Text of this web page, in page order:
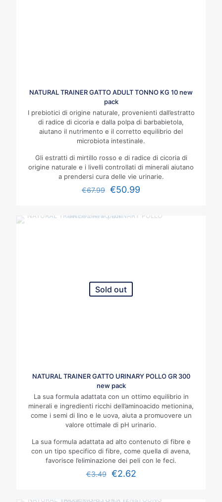
NATURAL TRAINER GATTO ADULT TONNO KG 10 new
pack
I prebiotici di origine naturale, provenienti dall’estratto
di radice di cicoria e dalla polpa di barbabietola,
aiutano il nutrimento e il corretto equilibrio del
microbiota intestinale.
Gli estratti di mirtillo rosso e di radice di cicoria di
origine naturale e i livelli controllati di minerali aiutano
a prendersi cura delle vie urinarie.
€67.99 €50.99
Sold out
NATURAL TRAINER GATTO URINARY POLLO GR 300
new pack
La sua formula adattata con un ottimo equilibrio in
minerali e ingredienti ricchi dell’aminoacido metionina,
come i semi di lino e le uova, aiuta a promuovere un
valore ottimale di pH urinario.
La sua formula adattata ad alto contenuto di fibre e
con un tipo specifico di fibre, come quella di avena,
favorisce l’eliminazione dei peli con le feci.
€3.49 €2.62